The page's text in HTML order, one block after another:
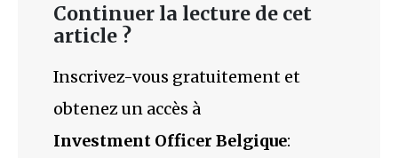
Continuer la lecture de cet
article ?
Inscrivez-vous gratuitement et
obtenez un accès à
Investment Officer Belgique: